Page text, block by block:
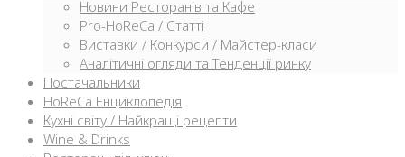
Новини Ресторанів та Кафе
Pro-HoReCa / Статті
Виставки / Конкурси / Майстер-класи
Аналітичні огляди та Тенденції ринку
Постачальники
HoReCa Енциклопедія
Кухні світу / Найкращі рецепти
Wine & Drinks